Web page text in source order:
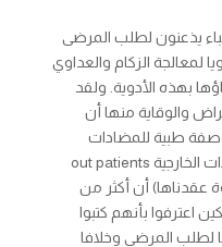
يذعنون لطلب المرضى
لمعالجة الزكام والعداوي
بهذه الأدوية. ولقد
والوقاية منها أن
من أصل150مليون وصفة طبية للمضادات
الخارجية
out patients
عقدناها) أن أكثر من
اعترفوا بأنهم كتبوا
لطلب المرضى وخلافا